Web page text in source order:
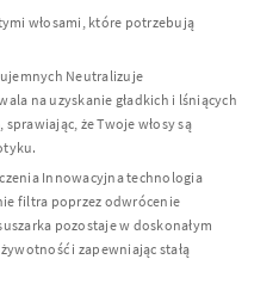
włosami, które potrzebują
Neutralizuje
na uzyskanie gładkich i lśniących
że Twoje włosy są
Innowacyjna technologia
filtra poprzez odwrócenie
pozostaje w doskonałym
i zapewniając stałą